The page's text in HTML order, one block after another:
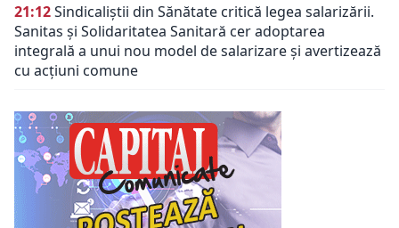
21:12Sindicaliștii din Sănătate critică legea salarizării.
Sanitas și Solidaritatea Sanitară cer adoptarea
integrală a unui nou model de salarizare și avertizează
cu acțiuni comune